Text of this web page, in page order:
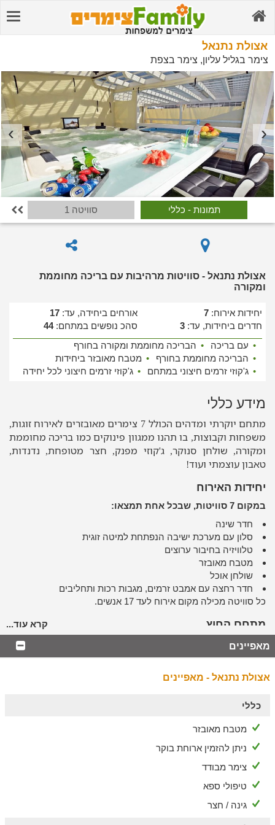
אצולת נתנאל
צימר בגליל עליון, צימר בצפת
תמונות - כללי סוויטה 1 
אצולת נתנאל - סוויטות מרהיבות עם בריכה מחוממת
ומקורה
יחידות אירוח: 7 אורחים ביחידה, עד: 17
חדרים ביחידות, עד: 3 סהכ נופשים במתחם:44
• עם בריכה • הבריכה מחוממת ומקורה בחורף
• הבריכה מחוממת בחורף • מטבח מאובזר ביחידות
• ג'קוזי זרמים חיצוני במתחם • ג'קוזי זרמים חיצוני לכל יחידה
מידע כללי
מתחם יוקרתי ומדהים הכולל 7 צימרים מאובזרים לאירוח זוגות,
משפחות וקבוצות, בו תהנו ממגוון פינוקים כמו בריכה מחוממת
ומקורה, שולחן סנוקר, ג'קוזי מפנק, חצר מטופחת, נדנדות,
טאבון עוצמתי ועוד!
יחידות האירוח
במקום 7 סוויטות, שבכל אחת תמצאו:
חדר שינה
סלון עם מערכת ישיבה הנפתחת למיטה זוגית
טלוויזיה בחיבור ערוצים
מטבח מאובזר
שולחן אוכל
חדר רחצה עם אמבט זרמים, מגבות רכות ותחליבים
כל סוויטה מכילה מקום אירוח לעד 17 אנשים.
מתחם החוץ
למתחם המרהיב ישנה חצר גדולה ובה:
בריכה המחוממת ומקורה בחורף
ג'קוזי ספא חמים ומקורה
שולחן סנוקר ושולחן פינג פונג
טרמפולינה
טאבון
ניתן להזמין
ניתן להזמין ארוחות עשירות ועיסויים נעימים בתיאום מראש
ובתוספת תשלום.
קרא עוד...
מאפיינים
אצולת נתנאל - מאפיינים
כללי
מטבח מאובזר
ניתן להזמין ארוחת בוקר
צימר מבודד
טיפולי ספא
גינה / חצר